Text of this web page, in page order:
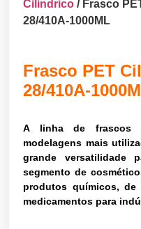
Cilíndrico / Frasco
28/410A-1000ML
Frasco PET
28/410A-
A linha de frascos
modelagens mais
grande versatilidade
segmento de
produtos químicos,
medicamentos para